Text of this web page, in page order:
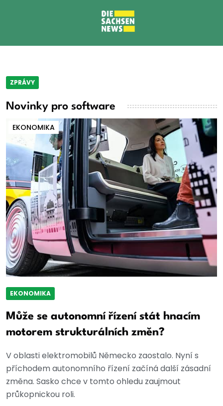
ZPRÁVY
Novinky pro software
EKONOMIKA
EKONOMIKA
Může se autonomní řízení stát hnacím
motorem strukturálních změn?
V oblasti elektromobilů Německo zaostalo. Nyní s
příchodem autonomního řízení začíná další zásadní
změna. Sasko chce v tomto ohledu zaujmout
průkopnickou roli.